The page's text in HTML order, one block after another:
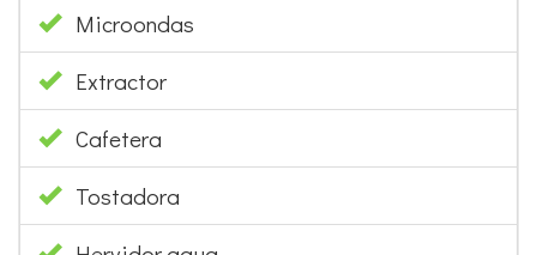
Microondas
Extractor
Cafetera
Tostadora